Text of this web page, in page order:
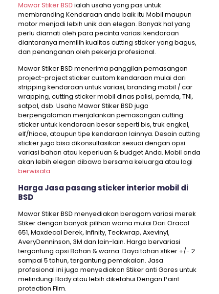
Mawar Stiker BSD ialah usaha yang pas untuk
membranding Kendaraan anda baik itu Mobil maupun
motor menjadi lebih unik dan elegan. Banyak hal yang
perlu diamati oleh para pecinta variasi kendaraan
diantaranya memilih kualitas cutting sticker yang bagus,
dan penanganan oleh pekerja profesional.
Mawar Stiker BSD menerima panggilan pemasangan
project-project sticker custom kendaraan mulai dari
stripping kendaraan untuk variasi, branding mobil / car
wrapping, cutting sticker mobil dinas polisi, pemda, TNI,
satpol, dsb. Usaha Mawar Stiker BSD juga
berpengalaman menjalankan pemasangan cutting
sticker untuk kendaraan besar seperti bis, truk engkel,
elf/hiace, ataupun tipe kendaraan lainnya. Desain cutting
sticker juga bisa dikonsultasikan sesuai dengan opsi
variasi bahan atau keperluan & budget Anda. Mobil anda
akan lebih elegan dibawa bersama keluarga atau lagi
berwisata.
Harga Jasa pasang sticker interior mobil di
BSD
Mawar Stiker BSD menyediakan beragam variasi merek
Stiker dengan banyak pilihan warna mulai Dari Oracal
651, Maxdecal Derek, Infinity, Teckwrap, Axevinyl,
AveryDenninson, 3M dan lain-lain. Harga bervariasi
tergantung opsi Bahan & warna. Daya tahan stiker +/- 2
sampai 5 tahun, tergantung pemakaian. Jasa
profesional ini juga menyediakan Stiker anti Gores untuk
melindungi Body atau lebih diketahui Dengan Paint
protection Film.